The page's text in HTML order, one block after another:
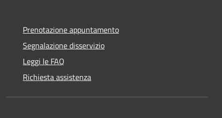
Prenotazione appuntamento
Segnalazione disservizio
Leggi le FAQ
Richiesta assistenza